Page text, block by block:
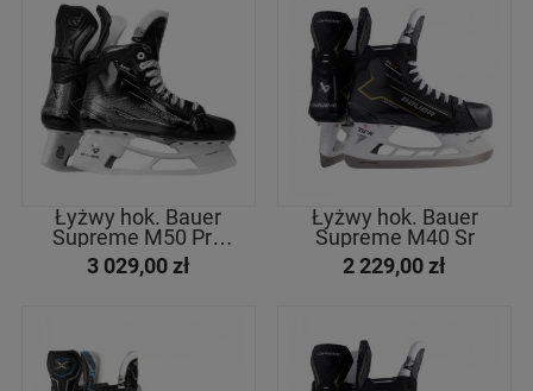
Łyżwy hok. Bauer
Supreme M50 Pro
Sr
3 029,00 zł
Łyżwy hok. Bauer
Supreme M40 Sr
2 229,00 zł